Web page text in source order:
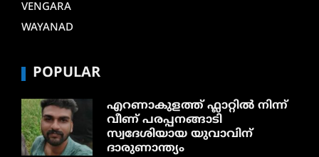
VENGARA
WAYANAD
POPULAR
എറണാകുളത്ത് ഫ്ലാറ്റിൽ നിന്ന്
വീണ് പരപ്പനങ്ങാടി
സ്വദേശിയായ യുവാവിന്
ദാരുണാന്ത്യം